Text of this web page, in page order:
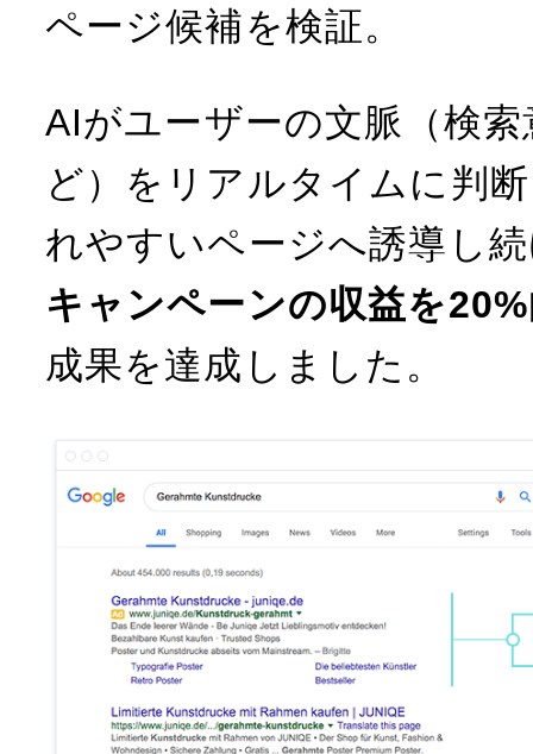
ページ候補を検証。
AIがユーザーの文脈（検
ど）をリアルタイムに判
れやすいページへ誘導し
キャンペーンの収益を
成果を達成しました。